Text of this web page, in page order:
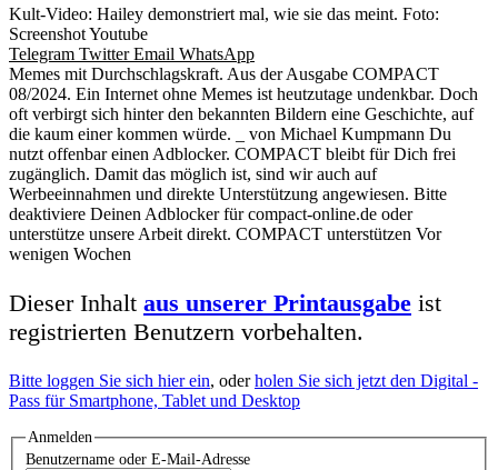
Kult-Video: Hailey demonstriert mal, wie sie das meint. Foto:
Screenshot Youtube
Telegram Twitter Email WhatsApp
Memes mit Durchschlagskraft. Aus der Ausgabe COMPACT
08/2024. Ein Internet ohne Memes ist heutzutage undenkbar. Doch
oft verbirgt sich hinter den bekannten Bildern eine Geschichte, auf
die kaum einer kommen würde. _ von Michael Kumpmann Du
nutzt offenbar einen Adblocker. COMPACT bleibt für Dich frei
zugänglich. Damit das möglich ist, sind wir auch auf
Werbeeinnahmen und direkte Unterstützung angewiesen. Bitte
deaktiviere Deinen Adblocker für compact-online.de oder
unterstütze unsere Arbeit direkt. COMPACT unterstützen Vor
wenigen Wochen
Dieser Inhalt aus unserer Printausgabe ist
registrierten Benutzern vorbehalten.
Bitte loggen Sie sich hier ein, oderholen Sie sich jetzt den Digital -
Pass für Smartphone, Tablet und Desktop
Anmelden
Benutzername oder E-Mail-Adresse